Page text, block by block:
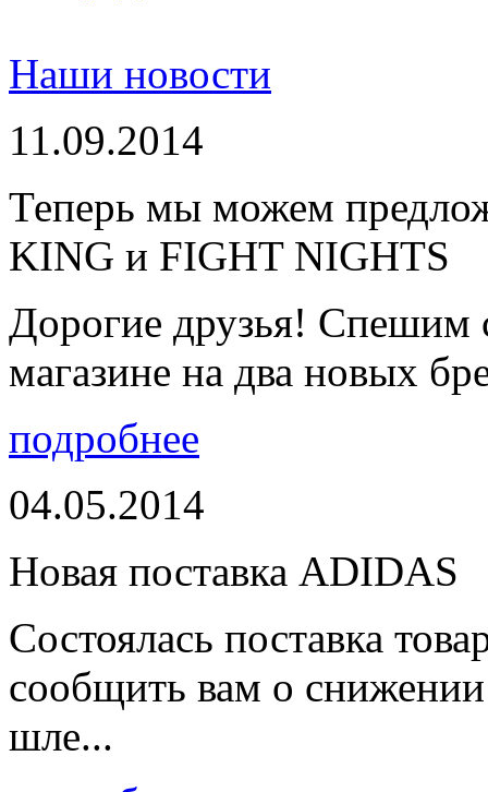
Наши новости
11.09.2014
Теперь мы можем
KING и FIGHT NIGHTS
Дорогие друзья! Спешим
магазине на два новых
подробнее
04.05.2014
Новая поставка ADIDAS
Состоялась поставка
сообщить вам о
шле...